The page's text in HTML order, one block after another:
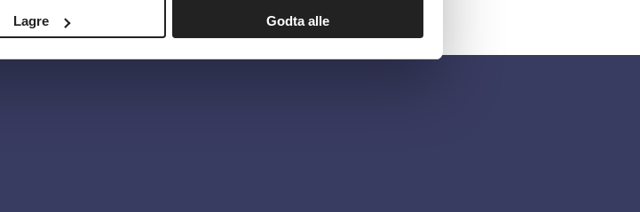
Lagre Godta alle